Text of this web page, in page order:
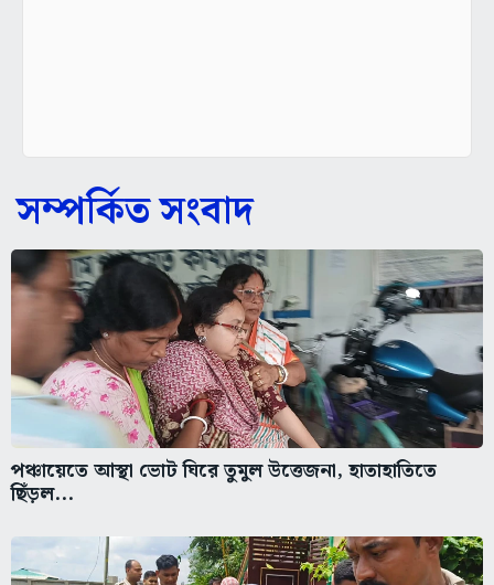
সম্পর্কিত সংবাদ
পঞ্চায়েতে আস্থা ভোট ঘিরে তুমুল উত্তেজনা, হাতাহাতিতে
ছিঁড়ল...